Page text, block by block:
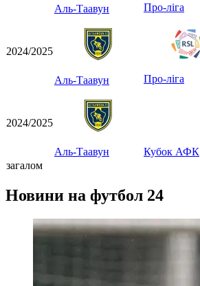
Аль-Таавун Про-ліга
2024/2025
Аль-Таавун Про-ліга
2024/2025
Аль-Таавун Кубок АФК
загалом
Новини на футбол 24